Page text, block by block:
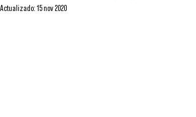
Actualizado:15 nov 2020